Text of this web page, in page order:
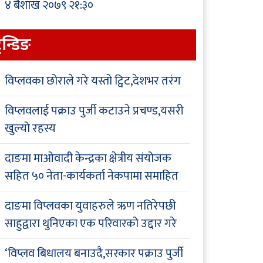
४ बैशाख २०७९ २१:३०
विप्लवका छोराले गरे यस्तो ट्विट,देशभर तरंग
विप्लवलाई पक्राउ पुर्जी कटाउने प्रचण्ड,यसरी
खुल्यो रहस्य
दाङमा माओवादी केन्द्रका क्षेत्रीय संयोजक
सहित ५० नेता-कार्यकर्ता नेकपामा समाहित
दाङमा विप्लवका युवाहरुले ऋण नतिरेपछी
साहुद्वारा थुनिएका एक परिवारको उद्दार गरे
‘विप्लव बिधालय बनाउदै,सरकार पक्राउ पुर्जी